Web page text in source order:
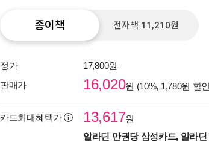
종이책 전자책 11,210원
정가
17,800원
판매가
16,020원 (10%, 1,780원 할
카드최대혜택가 13,617원
알라딘 만권당 삼성카드, 알라딘